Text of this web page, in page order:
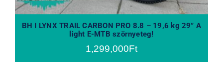
BH I LYNX TRAIL CARBON PRO 8.8 – 19,6 kg 29” A
light E-MTB szörnyeteg!
1,299,000Ft